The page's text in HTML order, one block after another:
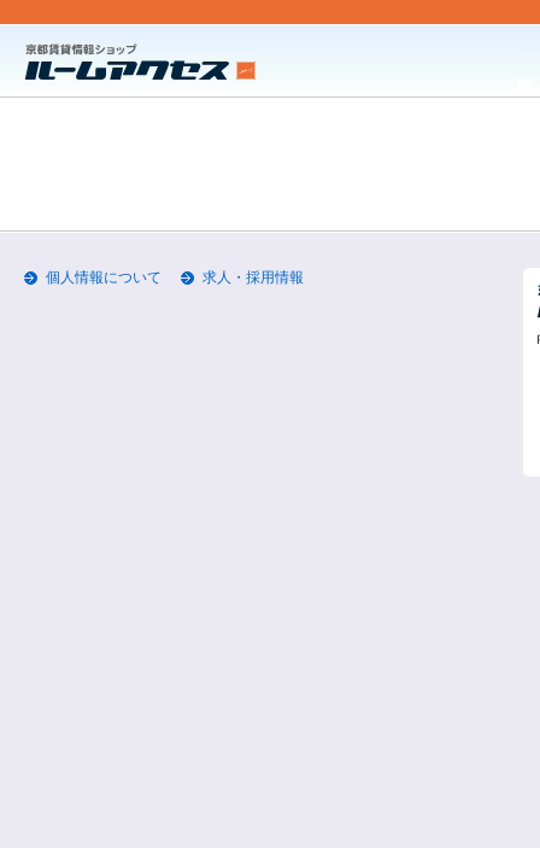
個人情報について 求人・採用情報